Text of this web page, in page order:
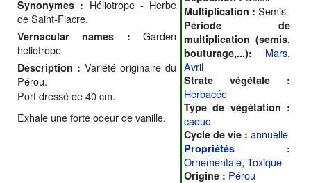
Synonymes : Héliotrope - Herbe
de Saint-Fiacre.
Vernacular names : Garden
heliotrope
Description : Variété originaire du
Pérou.
Port dressé de 40 cm.
Exhale une forte odeur de vanille.
Multiplication : Semis
Période de
multiplication (semis,
bouturage,...): Mars,
Avril
Strate végétale :
Herbacée
Type de végétation :
caduc
Cycle de vie : annuelle
Propriétés :
Ornementale, Toxique
Origine : Pérou